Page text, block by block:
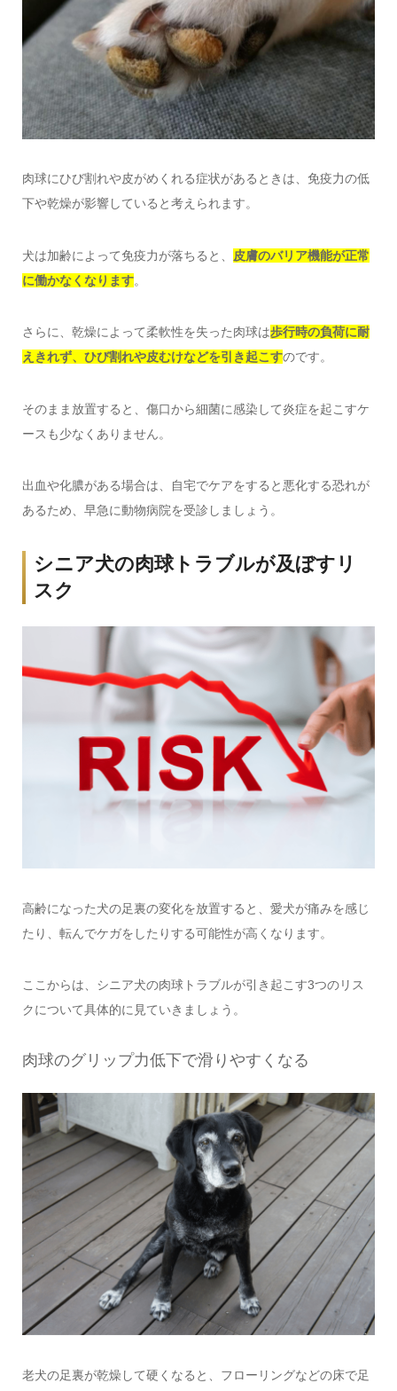
肉球にひび割れや皮がめくれる症状があるときは、免疫力の低
下や乾燥が影響していると考えられます。
犬は加齢によって免疫力が落ちると、
皮膚のバリア機能が正常
に働かなくなります。
さらに、乾燥によって柔軟性を失った肉球は歩行時の負荷に耐
えきれず、ひび割れや皮むけなどを引き起こすのです。
そのまま放置すると、傷口から細菌に感染して炎症を起こすケ
ースも少なくありません。
出血や化膿がある場合は、自宅でケアをすると悪化する恐れが
あるため、早急に動物病院を受診しましょう。
シニア犬の肉球トラブルが及ぼすリ
スク
高齢になった犬の足裏の変化を放置すると、愛犬が痛みを感じ
たり、転んでケガをしたりする可能性が高くなります。
ここからは、シニア犬の肉球トラブルが引き起こす3つのリス
クについて具体的に見ていきましょう。
肉球のグリップ力低下で滑りやすくなる
老犬の足裏が乾燥して硬くなると、フローリングなどの床で足